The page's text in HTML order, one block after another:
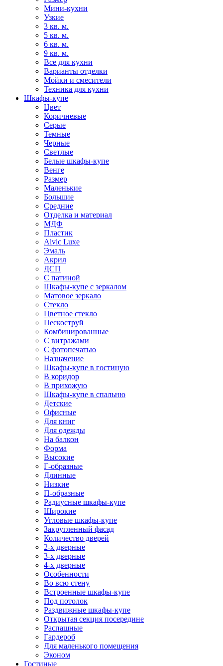
Мини-кухни
Узкие
3 кв. м.
5 кв. м.
6 кв. м.
9 кв. м.
Все для кухни
Варианты отделки
Мойки и смесители
Техника для кухни
Шкафы-купе
Цвет
Коричневые
Серые
Темные
Черные
Светлые
Белые шкафы-купе
Венге
Размер
Маленькие
Большие
Средние
Отделка и материал
МДФ
Пластик
Alvic Luxe
Эмаль
Акрил
ДСП
С патиной
Шкафы-купе с зеркалом
Матовое зеркало
Стекло
Цветное стекло
Пескоструй
Комбинированные
С витражами
С фотопечатью
Назначение
Шкафы-купе в гостиную
В коридор
В прихожую
Шкафы-купе в спальню
Детские
Офисные
Для книг
Для одежды
На балкон
Форма
Высокие
Г-образные
Длинные
Низкие
П-образные
Радиусные шкафы-купе
Широкие
Угловые шкафы-купе
Закругленный фасад
Количество дверей
2-х дверные
3-х дверные
4-х дверные
Особенности
Во всю стену
Встроенные шкафы-купе
Под потолок
Раздвижные шкафы-купе
Открытая секция посередине
Распашные
Гардероб
Для маленького помещения
Эконом
Гостиные